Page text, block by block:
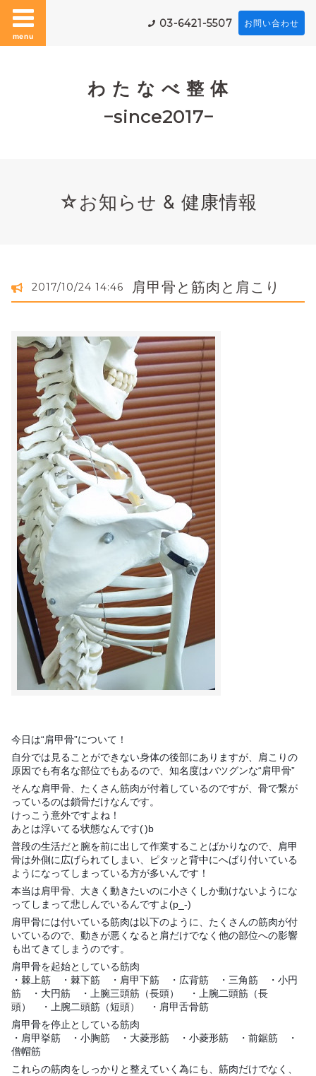
menu
03-6421-5507 お問い合わせ
わ た な べ 整 体
−since2017−
☆お知らせ & 健康情報
2017/10/24 14:46 肩甲骨と筋肉と肩こり
今日は“肩甲骨”について！
自分では見ることができない身体の後部にありますが、肩こりの
原因でも有名な部位でもあるので、知名度はバツグンな“肩甲骨”
そんな肩甲骨、たくさん筋肉が付着しているのですが、骨で繋が
っているのは鎖骨だけなんです。
けっこう意外ですよね！
あとは浮いてる状態なんです()b
普段の生活だと腕を前に出して作業することばかりなので、肩甲
骨は外側に広げられてしまい、ピタッと背中にへばり付いている
ようになってしまっている方が多いんです！
本当は肩甲骨、大きく動きたいのに小さくしか動けないようにな
ってしまって悲しんでいるんですよ(p_-)
肩甲骨には付いている筋肉は以下のように、たくさんの筋肉が付
いているので、動きが悪くなると肩だけでなく他の部位への影響
も出てきてしまうのです。
肩甲骨を起始としている筋肉
・棘上筋 ・棘下筋 ・肩甲下筋 ・広背筋 ・三角筋 ・小円
筋 ・大円筋 ・上腕三頭筋（長頭） ・上腕二頭筋（長
頭） ・上腕二頭筋（短頭） ・肩甲舌骨筋
肩甲骨を停止としている筋肉
・肩甲挙筋 ・小胸筋 ・大菱形筋 ・小菱形筋 ・前鋸筋 ・
僧帽筋
これらの筋肉をしっかりと整えていく為にも、筋肉だけでなく、